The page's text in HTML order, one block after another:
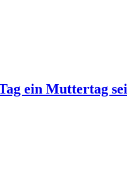
ein Muttertag